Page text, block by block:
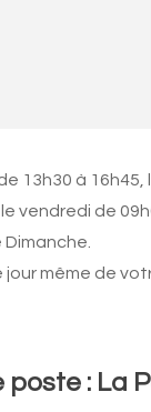
13h30 à 16h45,
vendredi de
même de
: La